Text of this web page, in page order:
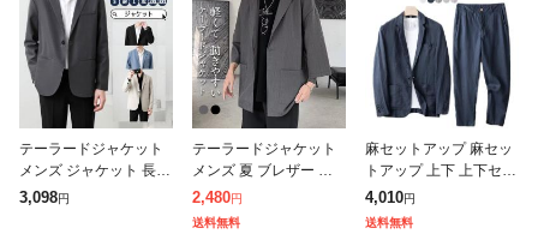
テーラードジャケット
メンズ ジャケット 長袖
カットソー シャツジャ
3,098円
テーラードジャケット
メンズ 夏 ブレザー 接
触冷感 サマージャケッ
ト 七分袖 涼しい 一部
即納 薄手 軽量 細身 ア
2,480円
送料無料
麻セットアップ 麻セッ
トアップ 上下 上下セッ
ト 接触冷感 サマージャ
ケット パンツ 麻 リネ
ン メンズ スーツセット
4,010円
送料無料